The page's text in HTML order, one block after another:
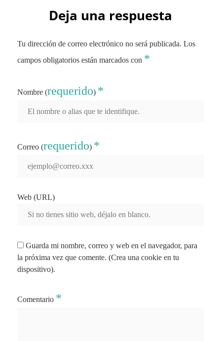
Deja una respuesta
Tu dirección de correo electrónico no será publicada. Los
campos obligatorios están marcados con *
Nombre (requerido) *
Correo (requerido) *
Web (URL)
Guarda mi nombre, correo y web en el navegador, para
la próxima vez que comente. (Crea una cookie en tu
dispositivo).
Comentario *